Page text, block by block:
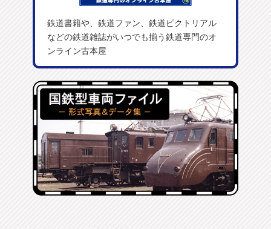
鉄道書籍や、鉄道ファン、鉄道ピクトリアル
などの鉄道雑誌がいつでも揃う鉄道専門のオ
ンライン古本屋